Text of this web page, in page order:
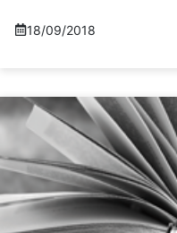
18/09/2018